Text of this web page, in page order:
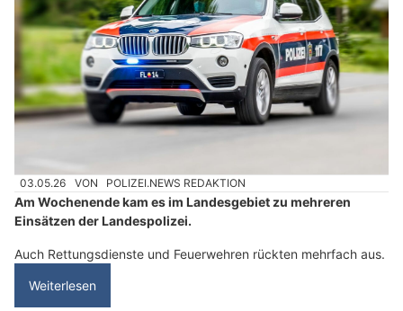
03.05.26 VON POLIZEI.NEWS REDAKTION
Am Wochenende kam es im Landesgebiet zu mehreren
Einsätzen der Landespolizei.
Auch Rettungsdienste und Feuerwehren rückten mehrfach aus.
Weiterlesen